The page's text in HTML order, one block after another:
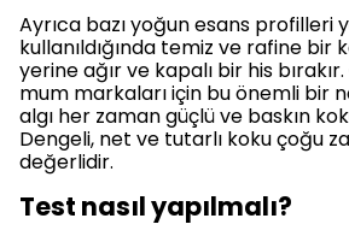
Ayrıca bazı yoğun esans profilleri
kullanıldığında temiz ve rafine bir
yerine ağır ve kapalı bir his
mum markaları için bu önemli bir
algı her zaman güçlü ve baskın
Dengeli, net ve tutarlı koku çoğu
değerlidir.
Test nasıl yapılmalı?